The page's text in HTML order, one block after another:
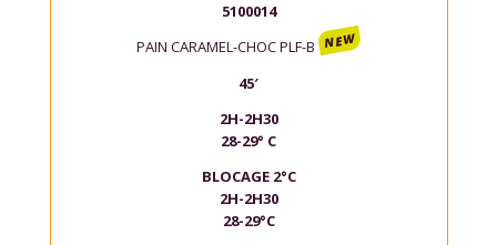
5100014
PAIN CARAMEL-CHOC PLF-B NEW
45′
2H-2H30
28-29° C
BLOCAGE 2°C
2H-2H30
28-29°C